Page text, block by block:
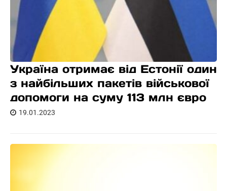
Україна отримає від Естонії один
з найбільших пакетів військової
допомоги на суму 113 млн євро
19.01.2023